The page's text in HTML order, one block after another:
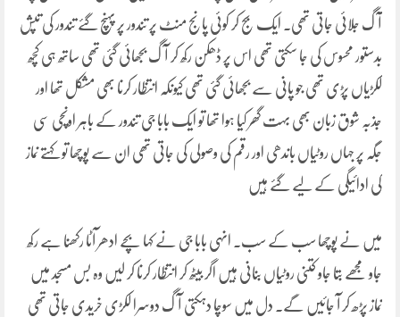
آگ جلائی جاتی تھی۔ ایک بج کر کوئی پانج منٹ پر تندور پر پہنچ گئے تندور کی تپش
بدستور محسوس کی جا سکتی تھی اس پر ڈھکن رکھ کر آگ بجھائی گئی تھی ساتھ ہی کچھ
لکڑیاں پڑی تھی جو پانی سے بجھائی گئی تھی کیونکہ انتظار کرنا بھی مشکل تھا اور
جذبہ شوق زبان بھی بہت گھر کیا ہوا تھا تو ایک بابا جی تندور کے باہر اونچی سی
جگہ پر جہاں روٹیاں باندھی اور رقم کی وصولی کی جاتی تھی ان سے پوچھا تو کہتے نماز
کی ادائیگی کے لیے گئے ہیں
میں نے پوچھا سب کے سب۔ انہی بابا جی نے کہا بچے ادھر آٹا رکھنا ہے رکھ
جاو مجھے بتا جاو کتنی روٹیاں بنانی ہیں اگر بیٹھ کر انتظار کرنا کر لیں وہ بس مسجد میں
نماز پڑھ کر آ جائیں گے۔ دل میں سوچا دہکتی آگ دوسرا لکڑی خریدی جاتی تھی